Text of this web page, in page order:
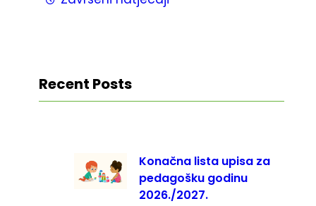
Recent Posts
Konačna lista upisa za
pedagošku godinu
2026./2027.